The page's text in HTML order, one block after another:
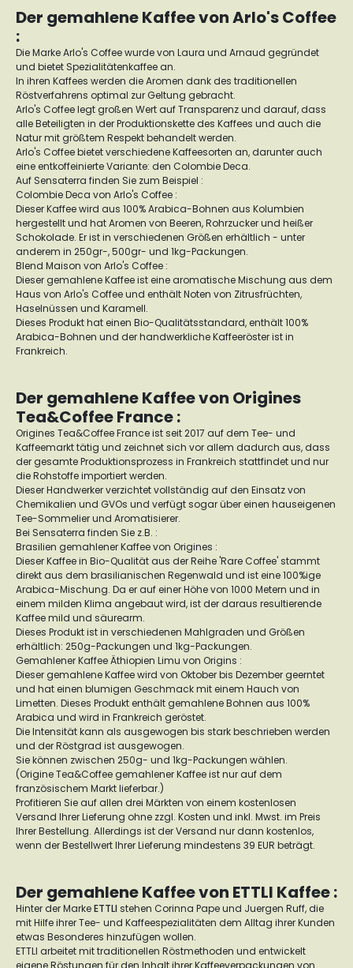
Der gemahlene Kaffee von Arlo's Coffee
:
Die Marke Arlo's Coffee wurde von Laura und Arnaud gegründet
und bietet Spezialitätenkaffee an.
In ihren Kaffees werden die Aromen dank des traditionellen
Röstverfahrens optimal zur Geltung gebracht.
Arlo's Coffee legt großen Wert auf Transparenz und darauf, dass
alle Beteiligten in der Produktionskette des Kaffees und auch die
Natur mit größtem Respekt behandelt werden.
Arlo's Coffee bietet verschiedene Kaffeesorten an, darunter auch
eine entkoffeinierte Variante: den Colombie Deca.
Auf Sensaterra finden Sie zum Beispiel :
Colombie Deca von Arlo's Coffee :
Dieser Kaffee wird aus 100% Arabica-Bohnen aus Kolumbien
hergestellt und hat Aromen von Beeren, Rohrzucker und heißer
Schokolade. Er ist in verschiedenen Größen erhältlich - unter
anderem in 250gr-, 500gr- und 1kg-Packungen.
Blend Maison von Arlo's Coffee :
Dieser gemahlene Kaffee ist eine aromatische Mischung aus dem
Haus von Arlo's Coffee und enthält Noten von Zitrusfrüchten,
Haselnüssen und Karamell.
Dieses Produkt hat einen Bio-Qualitätsstandard, enthält 100%
Arabica-Bohnen und der handwerkliche Kaffeeröster ist in
Frankreich.
Der gemahlene Kaffee von Origines
Tea&Coffee France :
Origines Tea&Coffee France ist seit 2017 auf dem Tee- und
Kaffeemarkt tätig und zeichnet sich vor allem dadurch aus, dass
der gesamte Produktionsprozess in Frankreich stattfindet und nur
die Rohstoffe importiert werden.
Dieser Handwerker verzichtet vollständig auf den Einsatz von
Chemikalien und GVOs und verfügt sogar über einen hauseigenen
Tee-Sommelier und Aromatisierer.
Bei Sensaterra finden Sie z.B. :
Brasilien gemahlener Kaffee von Origines :
Dieser Kaffee in Bio-Qualität aus der Reihe 'Rare Coffee' stammt
direkt aus dem brasilianischen Regenwald und ist eine 100%ige
Arabica-Mischung. Da er auf einer Höhe von 1000 Metern und in
einem milden Klima angebaut wird, ist der daraus resultierende
Kaffee mild und säurearm.
Dieses Produkt ist in verschiedenen Mahlgraden und Größen
erhältlich: 250g-Packungen und 1kg-Packungen.
Gemahlener Kaffee Äthiopien Limu von Origins :
Dieser gemahlene Kaffee wird von Oktober bis Dezember geerntet
und hat einen blumigen Geschmack mit einem Hauch von
Limetten. Dieses Produkt enthält gemahlene Bohnen aus 100%
Arabica und wird in Frankreich geröstet.
Die Intensität kann als ausgewogen bis stark beschrieben werden
und der Röstgrad ist ausgewogen.
Sie können zwischen 250g- und 1kg-Packungen wählen.
(Origine Tea&Coffee gemahlener Kaffee ist nur auf dem
französischem Markt lieferbar.)
Profitieren Sie auf allen drei Märkten von einem kostenlosen
Versand Ihrer Lieferung ohne zzgl. Kosten und inkl. Mwst. im Preis
Ihrer Bestellung. Allerdings ist der Versand nur dann kostenlos,
wenn der Bestellwert Ihrer Lieferung mindestens 39 EUR beträgt.
Der gemahlene Kaffee von ETTLI Kaffee :
Hinter der MarkeETTLI stehen Corinna Pape und Juergen Ruff, die
mit Hilfe ihrer Tee- und Kaffeespezialitäten dem Alltag ihrer Kunden
etwas Besonderes hinzufügen wollen.
ETTLI arbeitet mit traditionellen Röstmethoden und entwickelt
eigene Röstungen für den Inhalt ihrer Kaffeeverpackungen von